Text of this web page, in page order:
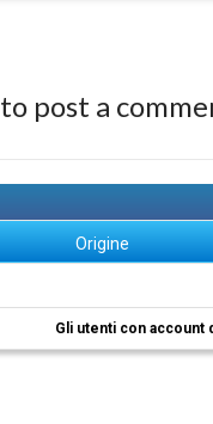
to post a
Origine
Gli utenti con account